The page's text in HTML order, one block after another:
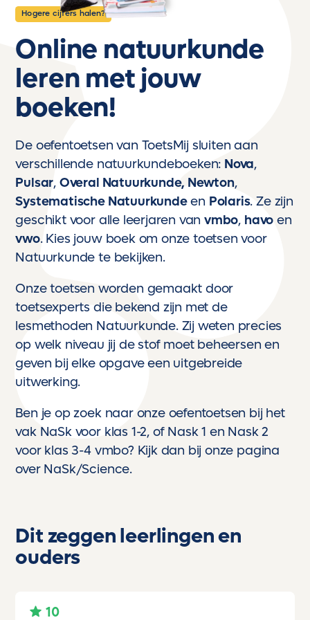
Hogere cijfers halen?
Online natuurkunde
leren met jouw
boeken!
De oefentoetsen van ToetsMij sluiten aan
verschillende natuurkundeboeken: Nova,
Pulsar, Overal Natuurkunde, Newton,
Systematische Natuurkundeen Polaris. Ze zijn
geschikt voor alle leerjaren vanvmbo, havo en
vwo. Kies jouw boek om onze toetsen voor
Natuurkunde te bekijken.
Onze toetsen worden gemaakt door
toetsexperts die bekend zijn met de
lesmethoden Natuurkunde. Zij weten precies
op welk niveau jij de stof moet beheersen en
geven bij elke opgave een uitgebreide
uitwerking.
Ben je op zoek naar onze oefentoetsen bij het
vak NaSk voor klas 1-2, of Nask 1 en Nask 2
voor klas 3-4 vmbo? Kijk dan bijonze pagina
over NaSk/Science.
Dit zeggen leerlingen en
ouders
10